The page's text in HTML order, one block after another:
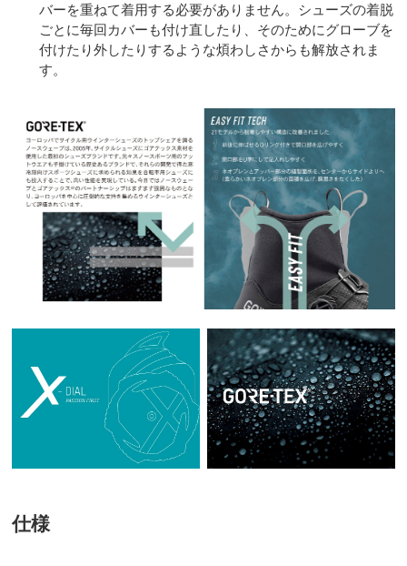
バーを重ねて着用する必要がありません。シューズの着脱
ごとに毎回カバーも付け直したり、そのためにグローブを
付けたり外したりするような煩わしさからも解放されま
す。
仕様